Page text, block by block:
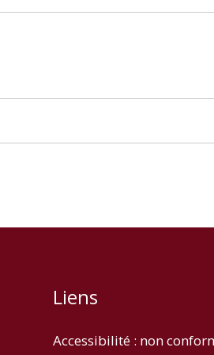
Liens
Accessibilité : non